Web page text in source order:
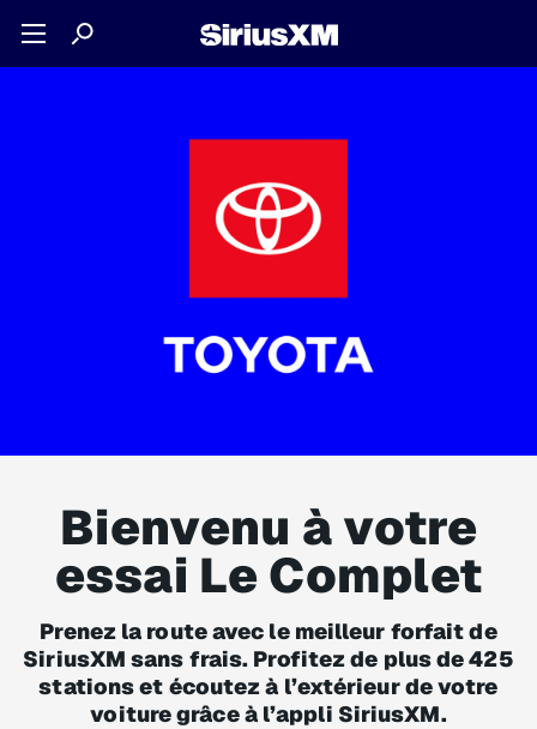
Bienvenu à votre
essai Le Complet
Prenez la route avec le meilleur forfait de
SiriusXM sans frais. Profitez de plus de 425
stations et écoutez à l’extérieur de votre
voiture grâce à l’appli SiriusXM.